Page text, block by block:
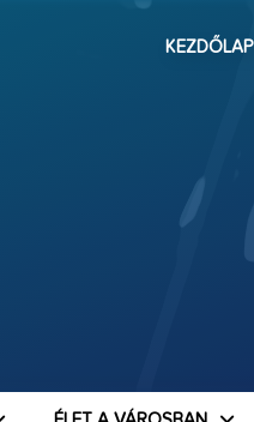
KEZDŐLAP